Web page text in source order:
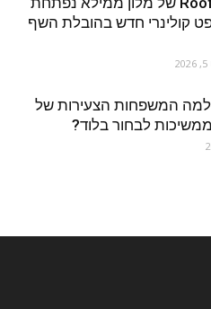
קולינרי חדש בהובלת השף
למה המשפחות הצעירות של
לבחור בלוד?